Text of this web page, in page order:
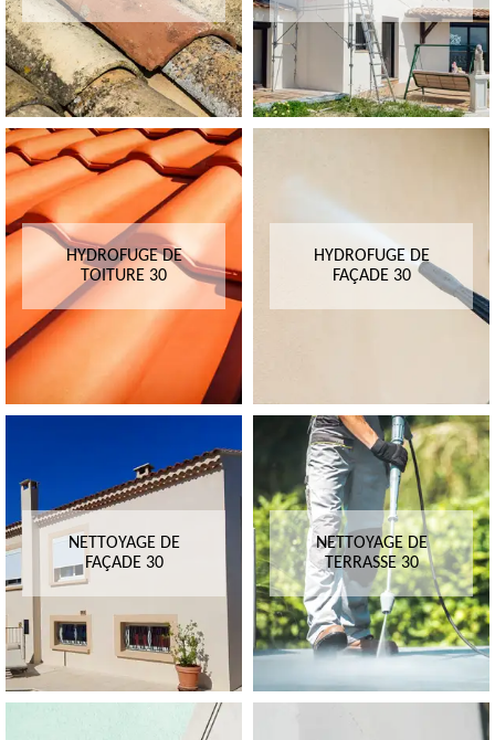
HYDROFUGE DE
TOITURE 30
HYDROFUGE DE
FAÇADE 30
NETTOYAGE DE
FAÇADE 30
NETTOYAGE DE
TERRASSE 30